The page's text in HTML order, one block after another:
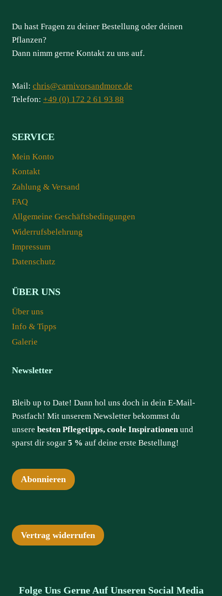
Du hast Fragen zu deiner Bestellung oder deinen
Pflanzen?
Dann nimm gerne Kontakt zu uns auf.
Mail: chris@carnivorsandmore.de
Telefon: +49 (0) 172 2 61 93 88
SERVICE
Mein Konto
Kontakt
Zahlung & Versand
FAQ
Allgemeine Geschäftsbedingungen
Widerrufsbelehrung
Impressum
Datenschutz
ÜBER UNS
Über uns
Info & Tipps
Galerie
Newsletter
Bleib up to Date! Dann hol uns doch in dein E-Mail-
Postfach! Mit unserem Newsletter bekommst du
unsere besten Pflegetipps, coole Inspirationenund
sparst dir sogar 5 % auf deine erste Bestellung!
Abonnieren
Vertrag widerrufen
Folge Uns Gerne Auf Unseren Social Media